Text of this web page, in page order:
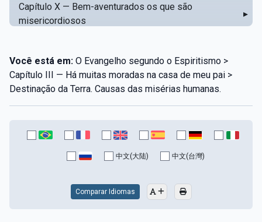
Capítulo X — Bem-aventurados os que são
misericordiosos
▸
Capítulo XII — Amai os vossos inimigos
Capítulo XIII — Não saiba a vossa mão esquerda o
que dê a vossa mão direita
Capítulo XIV — Honrai a vosso pai e a vossa mãe
Capítulo XV — Fora da caridade não há salvação
Você está em: O Evangelho segundo o Espiritismo >
Capítulo III — Há muitas moradas na casa de meu pai >
Destinação da Terra. Causas das misérias humanas.
中文(大陆) 中文(台灣)
Comparar Idiomas